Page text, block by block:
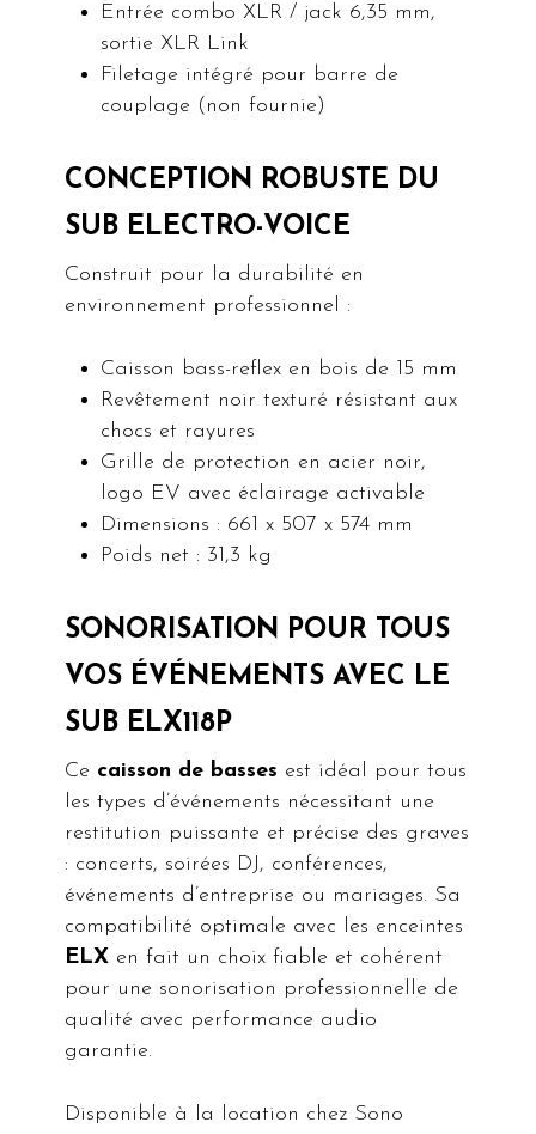
Entrée combo XLR / jack 6,35 mm,
sortie XLR Link
Filetage intégré pour barre de
couplage (non fournie)
CONCEPTION ROBUSTE DU
SUB ELECTRO-VOICE
Construit pour la durabilité en
environnement professionnel :
Caisson bass-reflex en bois de 15 mm
Revêtement noir texturé résistant aux
chocs et rayures
Grille de protection en acier noir,
logo EV avec éclairage activable
Dimensions : 661 x 507 x 574 mm
Poids net : 31,3 kg
SONORISATION POUR TOUS
VOS ÉVÉNEMENTS AVEC LE
SUB ELX118P
Ce caisson de basses est idéal pour tous
les types d’événements nécessitant une
restitution puissante et précise des graves
: concerts, soirées DJ, conférences,
événements d’entreprise ou mariages. Sa
compatibilité optimale avec les enceintes
ELX en fait un choix fiable et cohérent
pour une sonorisation professionnelle de
qualité avec performance audio
garantie.
Disponible à la location chez Sono